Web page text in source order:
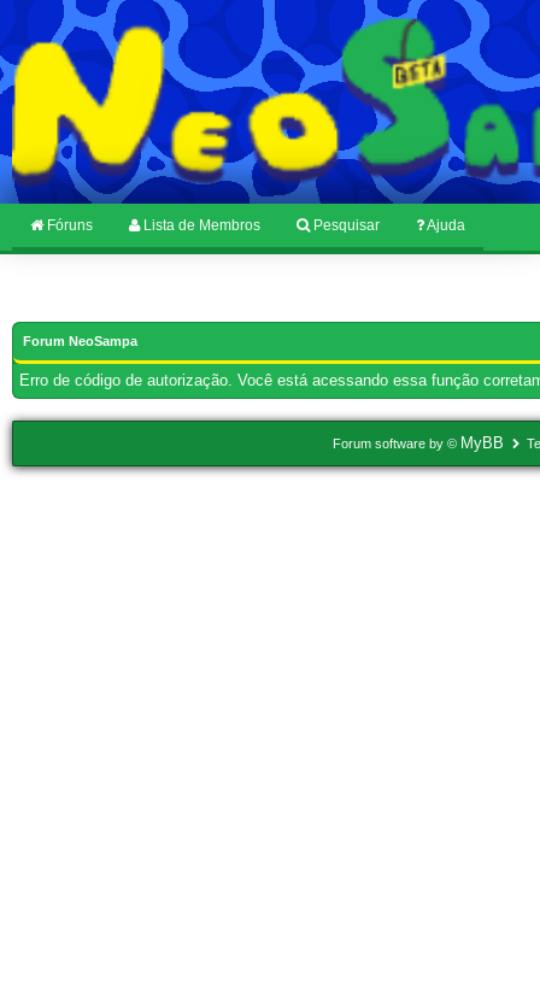
Fóruns Lista de Membros Pesquisar Ajuda
Forum NeoSampa
Erro de código de autorização. Você está acessando essa função
Forum software by © MyBB